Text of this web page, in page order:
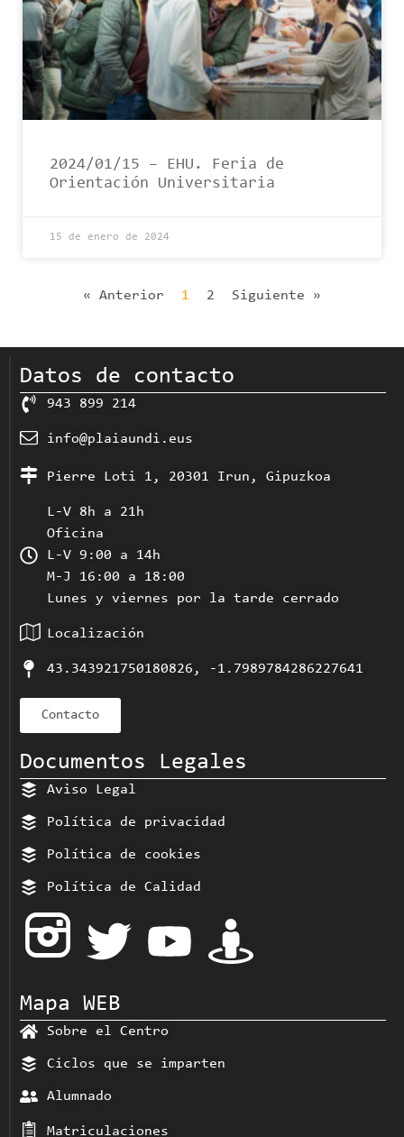
2024/01/15 – EHU. Feria de
Orientación Universitaria
15 de enero de 2024
« Anterior 1 2 Siguiente »
Datos de contacto
943 899 214
info@plaiaundi.eus
Pierre Loti 1, 20301 Irun, Gipuzkoa
L-V 8h a 21h
Oficina
L-V 9:00 a 14h
M-J 16:00 a 18:00
Lunes y viernes por la tarde cerrado
Localización
43.343921750180826, -1.7989784286227641
Contacto
Documentos Legales
Aviso Legal
Política de privacidad
Política de cookies
Política de Calidad
Mapa WEB
Sobre el Centro
Ciclos que se imparten
Alumnado
Matriculaciones